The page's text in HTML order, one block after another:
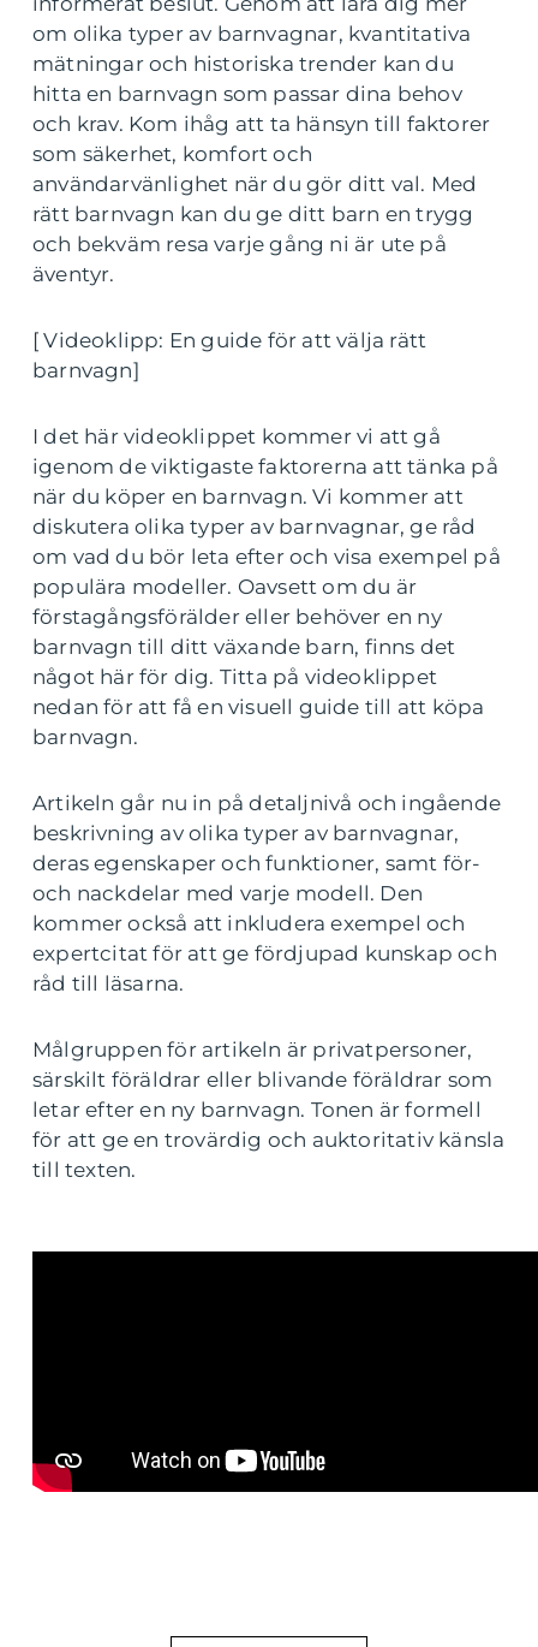
om olika typer av barnvagnar, kvantitativa
mätningar och historiska trender kan du
hitta en barnvagn som passar dina behov
och krav. Kom ihåg att ta hänsyn till faktorer
som säkerhet, komfort och
användarvänlighet när du gör ditt val. Med
rätt barnvagn kan du ge ditt barn en trygg
och bekväm resa varje gång ni är ute på
äventyr.
[ Videoklipp: En guide för att välja rätt
barnvagn]
I det här videoklippet kommer vi att gå
igenom de viktigaste faktorerna att tänka på
när du köper en barnvagn. Vi kommer att
diskutera olika typer av barnvagnar, ge råd
om vad du bör leta efter och visa exempel på
populära modeller. Oavsett om du är
förstagångsförälder eller behöver en ny
barnvagn till ditt växande barn, finns det
något här för dig. Titta på videoklippet
nedan för att få en visuell guide till att köpa
barnvagn.
Artikeln går nu in på detaljnivå och ingående
beskrivning av olika typer av barnvagnar,
deras egenskaper och funktioner, samt för-
och nackdelar med varje modell. Den
kommer också att inkludera exempel och
expertcitat för att ge fördjupad kunskap och
råd till läsarna.
Målgruppen för artikeln är privatpersoner,
särskilt föräldrar eller blivande föräldrar som
letar efter en ny barnvagn. Tonen är formell
för att ge en trovärdig och auktoritativ känsla
till texten.